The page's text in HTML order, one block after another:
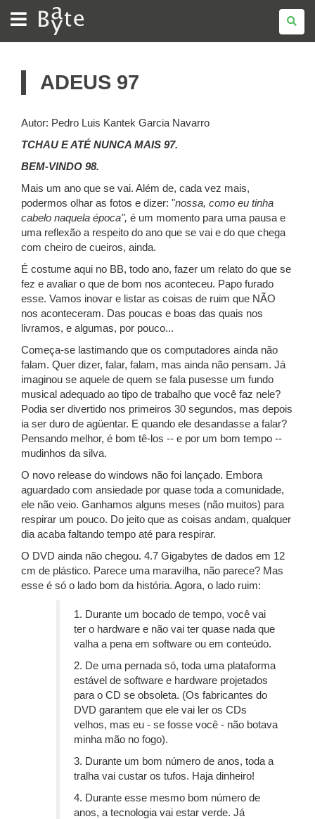
BATE
BYTE
ADEUS 97
Autor: Pedro Luis Kantek Garcia Navarro
TCHAU E ATÉ NUNCA MAIS 97.
BEM-VINDO 98.
Mais um ano que se vai. Além de, cada vez mais,
podermos olhar as fotos e dizer: "nossa, como eu tinha
cabelo naquela época", é um momento para uma pausa e
uma reflexão a respeito do ano que se vai e do que chega
com cheiro de cueiros, ainda.
É costume aqui no BB, todo ano, fazer um relato do que se
fez e avaliar o que de bom nos aconteceu. Papo furado
esse. Vamos inovar e listar as coisas de ruim que NÃO
nos aconteceram. Das poucas e boas das quais nos
livramos, e algumas, por pouco...
Começa-se lastimando que os computadores ainda não
falam. Quer dizer, falar, falam, mas ainda não pensam. Já
imaginou se aquele de quem se fala pusesse um fundo
musical adequado ao tipo de trabalho que você faz nele?
Podia ser divertido nos primeiros 30 segundos, mas depois
ia ser duro de agüentar. E quando ele desandasse a falar?
Pensando melhor, é bom tê-los -- e por um bom tempo --
mudinhos da silva.
O novo release do windows não foi lançado. Embora
aguardado com ansiedade por quase toda a comunidade,
ele não veio. Ganhamos alguns meses (não muitos) para
respirar um pouco. Do jeito que as coisas andam, qualquer
dia acaba faltando tempo até para respirar.
O DVD ainda não chegou. 4.7 Gigabytes de dados em 12
cm de plástico. Parece uma maravilha, não parece? Mas
esse é só o lado bom da história. Agora, o lado ruim:
1. Durante um bocado de tempo, você vai
ter o hardware e não vai ter quase nada que
valha a pena em software ou em conteúdo.
2. De uma pernada só, toda uma plataforma
estável de software e hardware projetados
para o CD se obsoleta. (Os fabricantes do
DVD garantem que ele vai ler os CDs
velhos, mas eu - se fosse você - não botava
minha mão no fogo).
3. Durante um bom número de anos, toda a
tralha vai custar os tufos. Haja dinheiro!
4. Durante esse mesmo bom número de
anos, a tecnologia vai estar verde. Já